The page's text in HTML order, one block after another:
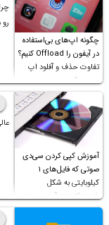
چگونه اپ‌های بی‌استفاده
در آیفون را Offload کنیم؟
تفاوت حذف و آفلود اپ
چیست؟
آموزش کپی کردن سی‌دی
صوتی که فایل‌های ۱
کیلوبایتی به شکل
شورت‌کات در آن موجود
است!